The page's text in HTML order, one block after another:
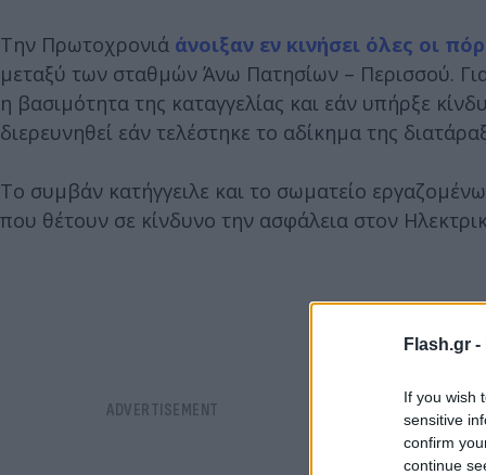
Flash.gr -
If you wish
sensitive
confirm
continue
Την Πρωτοχρονιά άνοιξαν εν κινήσει όλες οι
μεταξύ των σταθμών Άνω Πατησίων – Περισσού.
η βασιμότητα της καταγγελίας και εάν υπήρξε
διερευνηθεί εάν τελέστηκε το αδίκημα της
Το συμβάν κατήγγειλε και το σωματείο
που θέτουν σε κίνδυνο την ασφάλεια στον